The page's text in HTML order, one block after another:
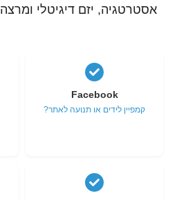
אסטרטגיה, יזם דיגיטלי
Facebook
קמפיין לידים או תנועה לאתר?